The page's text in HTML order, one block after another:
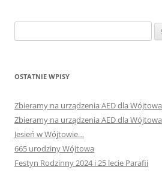
OSTATNIE WPISY
Zbieramy na urządzenia AED dla Wójtowa
Zbieramy na urządzenia AED dla Wójtowa
Jesień w Wójtowie…
665 urodziny Wójtowa
Festyn Rodzinny 2024 i 25 lecie Parafii